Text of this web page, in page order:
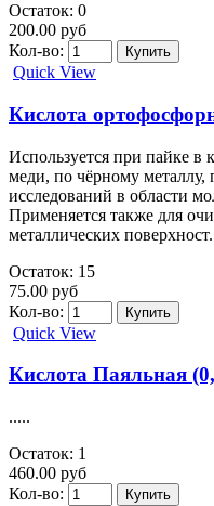
Остаток: 0
200.00 руб
Кол-во:
Quick View
Кислота
Используется при пайке в
меди, по чёрному
исследований в области
Применяется также для
металлических
Остаток: 15
75.00 руб
Кол-во:
Quick View
Кислота Паяльная
.....
Остаток: 1
460.00 руб
Кол-во: